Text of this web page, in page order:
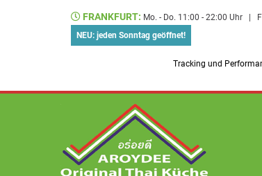
FRANKFURT: Mo. - Do. 11:00 - 22:00 Uhr
NEU: jeden Sonntag geöffnet!
Tracking und